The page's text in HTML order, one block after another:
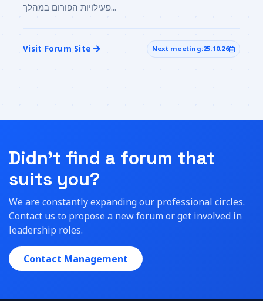
פעילויות הפורום במהלך...
Visit Forum Site Next meeting:25.10.26
Didn't find a forum that
suits you?
We are constantly expanding our professional circles.
Contact us to propose a new forum or get involved in
leadership roles.
Contact Management